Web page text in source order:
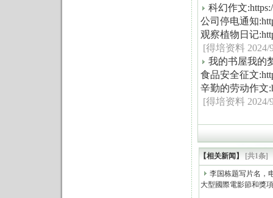
科幻作文
公司停电通知
观察植物日记
[得培资料 2024/
我的书屋我的
食品安全征文
辛勤的劳动作文
[得培资料 2024/
【相关新闻】 [共1条]
李国栋题写片名，
大型國際電影節和獎項